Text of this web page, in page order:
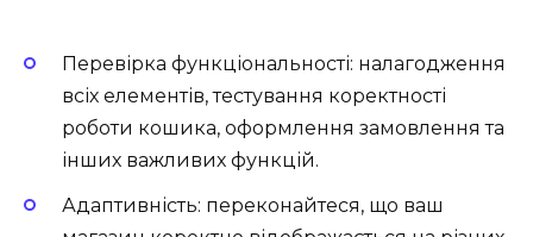
Перевірка функціональності: налагодження
всіх елементів, тестування коректності
роботи кошика, оформлення замовлення та
інших важливих функцій.
Адаптивність: переконайтеся, що ваш